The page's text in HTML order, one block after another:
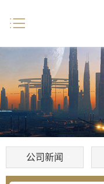
公司新闻
